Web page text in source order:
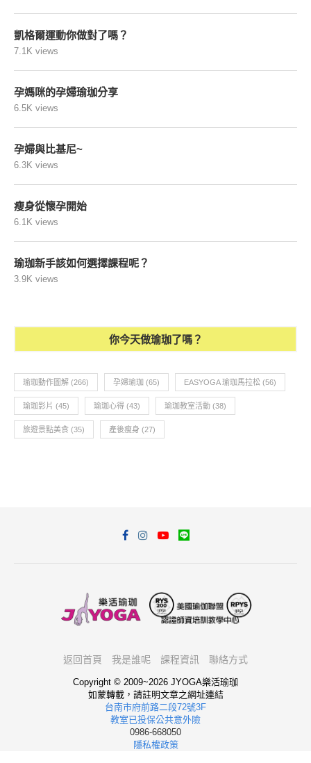
凱格爾運動你做對了嗎？
7.1K views
孕媽咪的孕婦瑜珈分享
6.5K views
孕婦與比基尼~
6.3K views
瘦身從懷孕開始
6.1K views
瑜珈新手該如何選擇課程呢？
3.9K views
你今天做瑜珈了嗎？
瑜珈動作圖解 (266) 孕婦瑜珈 (65) EASYOGA 瑜珈馬拉松 (56)
瑜珈影片 (45) 瑜珈心得 (43) 瑜珈教室活動 (38)
旅遊景點美食 (35) 產後瘦身 (27)
返回首頁 我是誰呢 課程資訊 聯絡方式
Copyright © 2009~2026 JYOGA樂活瑜珈
如蒙轉載，請註明文章之網址連結
台南市府前路二段72號3F
教室已投保公共意外險
0986-668050
隱私權政策